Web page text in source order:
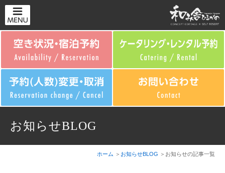
お知らせBLOG
ホーム お知らせBLOG お知らせの記事一覧